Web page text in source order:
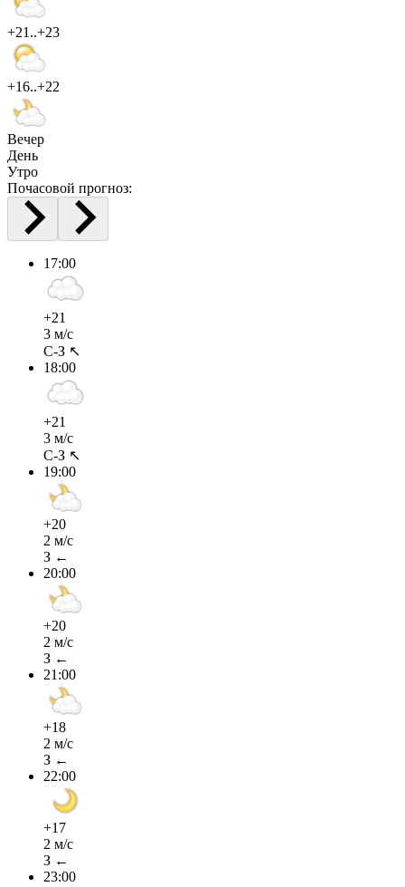
+21..+23
+16..+22
Вечер
День
Утро
Почасовой прогноз:
17:00
+21
3 м/с
С-З ↖
18:00
+21
3 м/с
С-З ↖
19:00
+20
2 м/с
З ←
20:00
+20
2 м/с
З ←
21:00
+18
2 м/с
З ←
22:00
+17
2 м/с
З ←
23:00